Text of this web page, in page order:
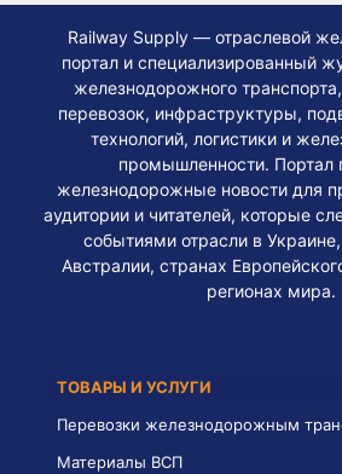
Railway Supply — отраслевой
портал и специализированный
железнодорожного
перевозок, инфраструктуры,
технологий, логистики и
промышленности. Портал
железнодорожные новости для
аудитории и читателей, которые
событиями отрасли в
Австралии, странах
регионах мира.
ТОВАРЫ И УСЛУГИ
Перевозки железнодорожным
Материалы ВСП